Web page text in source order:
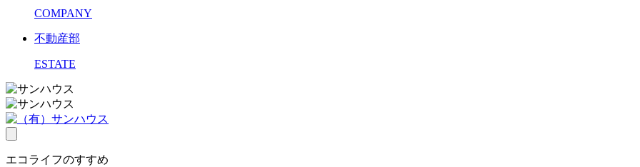
COMPANY
不動産部
ESTATE
toggle
navigation
エコライフのすすめ